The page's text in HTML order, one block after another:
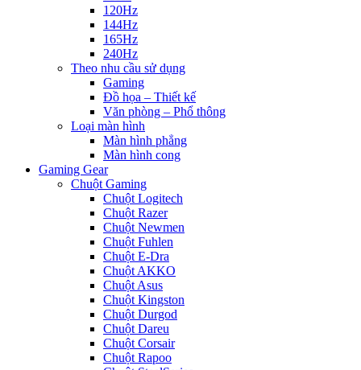
120Hz
144Hz
165Hz
240Hz
Theo nhu cầu sử dụng
Gaming
Đồ họa – Thiết kế
Văn phòng – Phổ thông
Loại màn hình
Màn hình phẳng
Màn hình cong
Gaming Gear
Chuột Gaming
Chuột Logitech
Chuột Razer
Chuột Newmen
Chuột Fuhlen
Chuột E-Dra
Chuột AKKO
Chuột Asus
Chuột Kingston
Chuột Durgod
Chuột Dareu
Chuột Corsair
Chuột Rapoo